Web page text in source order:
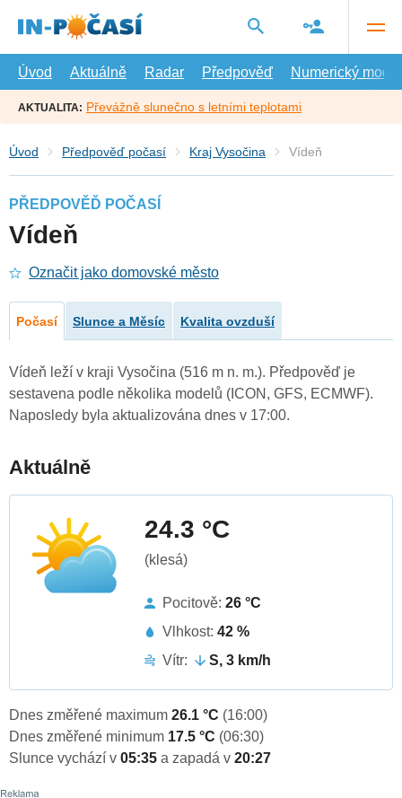
hlavní
Úvod
Aktuálně Radar Předpověď Numerický model
AKTUALITA: Převážně slunečno s letními teplotami
Úvod Předpověď počasí Kraj Vysočina Vídeň
PŘEDPOVĚĎ POČASÍ
Vídeň
Označit jako domovské město
Počasí Slunce a Měsíc Kvalita ovzduší
Vídeň leží v kraji Vysočina (516 m n. m.). Předpověď je
sestavena podle několika modelů (ICON, GFS, ECMWF).
Naposledy byla aktualizována dnes v 17:00.
Aktuálně
24.3 °C
(klesá)
Pocitově: 26 °C
Vlhkost: 42 %
Vítr:
S, 3 km/h
Dnes změřené maximum 26.1 °C (16:00)
Dnes změřené minimum 17.5 °C (06:30)
Slunce vychází v 05:35 a zapadá v 20:27